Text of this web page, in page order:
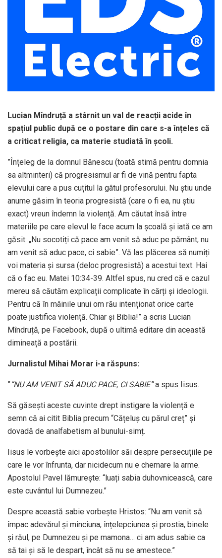
Lucian Mîndruță a stârnit un val de reacții acide în
spațiul public după ce o postare din care s-a înțeles că
a criticat religia, ca materie studiată în școli.
”Înțeleg de la domnul Bănescu (toată stimă pentru domnia
sa altminteri) că progresismul ar fi de vină pentru fapta
elevului care a pus cuțitul la gâtul profesorului. Nu știu unde
anume găsim în teoria progresistă (care o fi ea, nu știu
exact) vreun îndemn la violență. Am căutat însă între
materiile pe care elevul le face acum la școală și iată ce am
găsit: „Nu socotiți că pace am venit să aduc pe pământ; nu
am venit să aduc pace, ci sabie”. Vă las plăcerea să numiți
voi materia și sursa (deloc progresistă) a acestui text. Hai
că o fac eu. Matei 10:34-39. Altfel spus, nu cred că e cazul
mereu să căutăm explicații complicate în cărți și ideologii.
Pentru că în mâinile unui om rău intenționat orice carte
poate justifica violență. Chiar și Biblia!” a scris Lucian
Mîndruță, pe Facebook, după o ultimă editare din această
dimineață a postării.
Jurnalistul Mihai Morar i-a răspuns:
”“NU AM VENIT SĂ ADUC PACE, CI SABIE”a spus Iisus.
Să găsești aceste cuvinte drept instigare la violență e
semn că ai citit Biblia precum “Cățeluș cu părul creț” și
dovadă de analfabetism al bunului-simț.
Iisus le vorbește aici apostolilor săi despre persecuțiile pe
care le vor înfrunta, dar nicidecum nu e chemare la arme.
Apostolul Pavel lămurește: “luați sabia duhovnicească, care
este cuvântul lui Dumnezeu.”
Despre această sabie vorbește Hristos: “Nu am venit să
împac adevărul și minciuna, înțelepciunea și prostia, binele
și răul, pe Dumnezeu și pe mamona… ci am adus sabie ca
să tai și să le despart, încât să nu se amestece.”